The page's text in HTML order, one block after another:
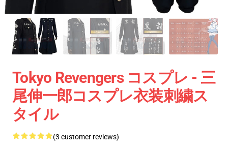
Tokyo Revengers コスプレ - 三
尾伸一郎コスプレ衣装刺繍ス
タイル
(3 customer reviews)